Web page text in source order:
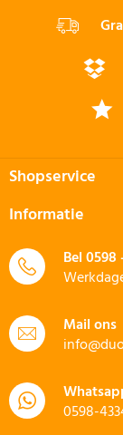
Shopservice
Informatie
Bel0598
Mail ons
0598-